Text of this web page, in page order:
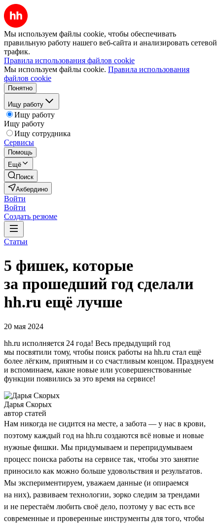
Мы используем файлы cookie, чтобы обеспечивать
правильную работу нашего веб-сайта и анализировать сетевой
трафик.
Правила использования файлов cookie
Мы используем файлы cookie. Правила использования
файлов cookie
Понятно
Ищу работу
Ищу работу
Ищу работу
Ищу сотрудника
Сервисы
Помощь
Ещё
Поиск
Акбердино
Войти
Войти
Создать резюме
Статьи
5 фишек, которые
за прошедший год сделали
hh.ru ещё лучше
20 мая 2024
hh.ru исполняется 24 года! Весь предыдущий год
мы посвятили тому, чтобы поиск работы на hh.ru стал ещё
более лёгким, приятным и со счастливым концом. Празднуем
и вспоминаем, какие новые или усовершенствованные
функции появились за это время на сервисе!
Дарья Скорых
автор статей
Нам никогда не сидится на месте, а забота — у нас в крови,
поэтому каждый год на hh.ru создаются всё новые и новые
нужные фишки. Мы придумываем и перепридумываем
процесс поиска работы на сервисе так, чтобы это занятие
приносило как можно больше удовольствия и результатов.
Мы экспериментируем, уважаем данные (и опираемся
на них), развиваем технологии, зорко следим за трендами
и не перестаём любить своё дело, поэтому у вас есть все
современные и проверенные инструменты для того, чтобы